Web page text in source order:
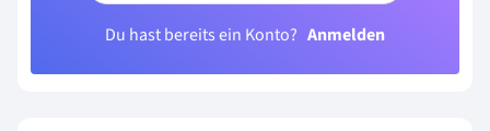
Du hast bereits ein Konto? Anmelden